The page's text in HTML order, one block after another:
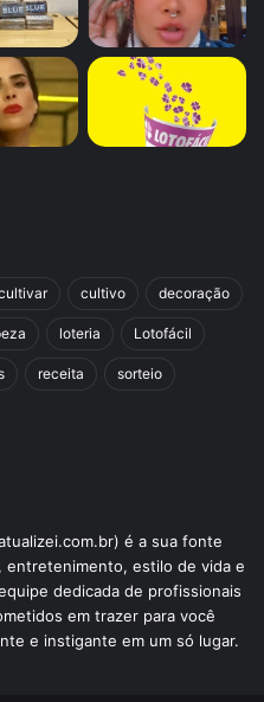
cultivo decoração
loteria Lotofácil
receita sorteio
é a sua fonte
entretenimento, estilo de vida e
dedicada de profissionais
em trazer para você
e instigante em um só lugar.